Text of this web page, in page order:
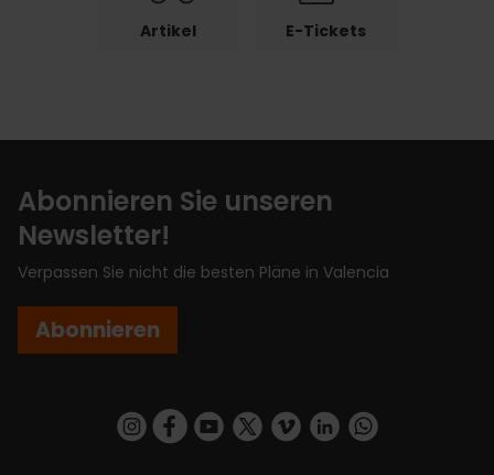
Artikel E-Tickets
Abonnieren Sie unseren
Newsletter!
Verpassen Sie nicht die besten Pläne in Valencia
Abonnieren
https://www.instagram.com/visit_valencia/
https://www.facebook.com/
https://www.youtube.com/user/
https://twitter.com/_VivaValencia
https://vimeo.com/
https://www.linkedin.com/company/turismo-valencia/https://api.whatsapp.com/send/